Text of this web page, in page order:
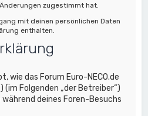
zugestimmt hat.
mit deinen persönlichen Daten
enthalten.
wie das Forum Euro-NECO.de
Folgenden „der Betreiber“)
deines Foren-Besuchs